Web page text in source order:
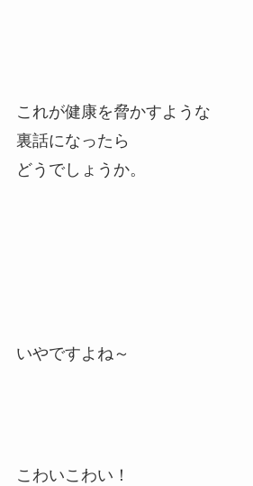
これが健康を脅かすような
裏話になったら
どうでしょうか。
いやですよね～
こわいこわい！